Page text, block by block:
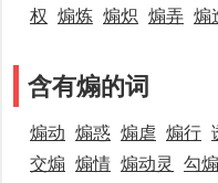
权 煽炼 煽炽 煽弄 煽
含有煽的词
煽动 煽惑 煽虐 煽行
交煽 煽情 煽动灵 勾煽